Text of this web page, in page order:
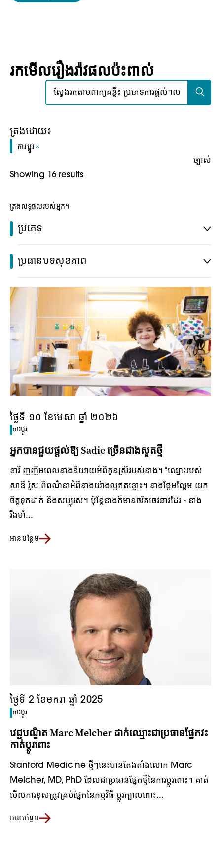
រកមើលរឿងរ៉ាវផលប៉ះពាល់
ស្វែងរក៖
ត្រងដោយ៖
ការប្តូរ
ច្បាស់
Showing 16 results
ត្រងលទ្ធផលរបស់អ្នក។
ប្រភេទ
ប្រធានបទសុខភាព
ថ្ងៃទី ១០ ខែមេសា ឆ្នាំ ២០២៦
ការប្តូរ
អ្នកបានជួយផ្តល់ឱ្យ Sadie ច្រើនជាងសួតថ្មី
ខារី ញញឹមពេលនាងនិយាយអំពីកូនស្រីរបស់នាង។ “ឈ្មោះរបស់
សាឌី រ៉ូស ពិពណ៌នាអំពីនាងយ៉ាងល្អឥតខ្ចោះ។ នាងផ្អែមល្ហែម យក
ចិត្តទុកដាក់ និងសប្បុរស។ ប៉ុន្តែនាងក៏មានចរិតឆេវឆាវដែរ - នាង
រឹងមាំ...
អានបន្ថែម
ថ្ងៃទី 2 ខែមករា ឆ្នាំ 2025
ការប្តូរ
វេជ្ជបណ្ឌិត Marc Melcher ដាក់ឈ្មោះជាប្រធានផ្នែកវះ
កាត់ប្តូរពោះ
Stanford Medicine ថ្មីៗនេះបានតែងតាំងលោក Marc
Melcher, MD, PhD ដែលជាប្រធានផ្នែកថ្មីនៃការប្តូរពោះ។ គាត់
មើលការខុសត្រូវគ្រប់ផ្នែកនៃកម្មវិធី ប្តូរក្បាលពោះ...
អានបន្ថែម